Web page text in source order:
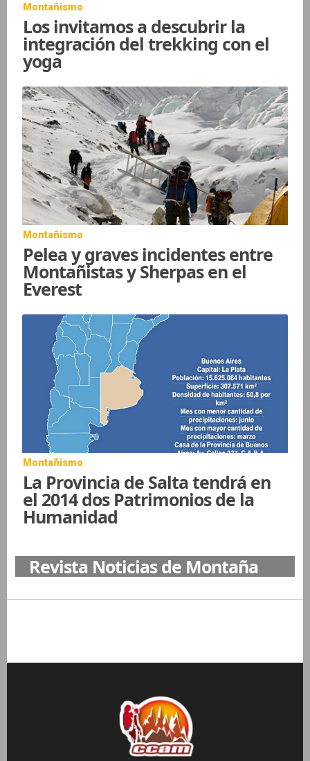
Montañismo
Los invitamos a descubrir la
integración del trekking con el
yoga
Montañismo
Pelea y graves incidentes entre
Montañistas y Sherpas en el
Everest
Montañismo
La Provincia de Salta tendrá en
el 2014 dos Patrimonios de la
Humanidad
Revista Noticias de Montaña